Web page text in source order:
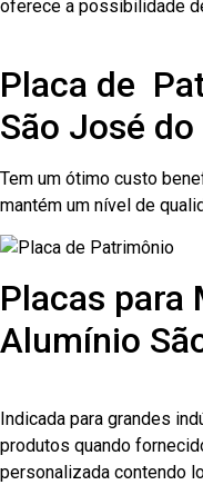
oferece a possibilidade
Placa de
São José
Tem um ótimo custo
mantém um nível de
Placas para
Alumínio
Indicada para grandes
produtos quando
personalizada contendo